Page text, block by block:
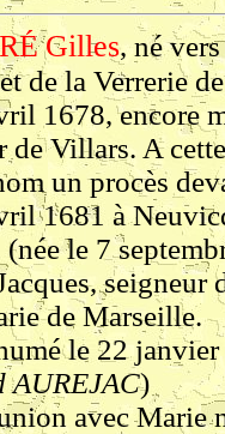
Gilles, né
de la Verrerie
1678, encore
de Villars. A
un procès
1681 à
(née le 7
de Marseille.
le 22
AUREJAC)
avec Marie